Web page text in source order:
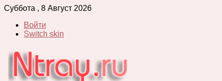
Суббота , 8 Август 2026
Войти
Switch skin